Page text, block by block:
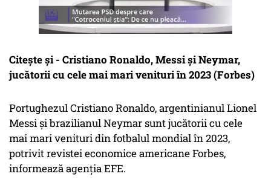
Citește și - Cristiano Ronaldo, Messi şi Neymar,
jucătorii cu cele mai mari venituri în 2023 (Forbes)
Portughezul Cristiano Ronaldo, argentinianul Lionel
Messi şi brazilianul Neymar sunt jucătorii cu cele
mai mari venituri din fotbalul mondial în 2023,
potrivit revistei economice americane Forbes,
informează agenţia EFE.